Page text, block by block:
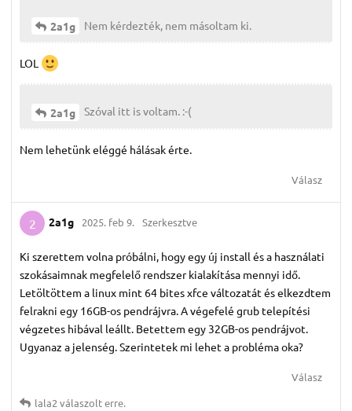
2a1g Nem kérdezték, nem másoltam ki.
LOL
2a1g Szóval itt is voltam. :-(
Nem lehetünk eléggé hálásak érte.
Válasz
2 2a1g 2025. feb 9. Szerkesztve
Ki szerettem volna próbálni, hogy egy új install és a használati
szokásaimnak megfelelő rendszer kialakítása mennyi idő.
Letöltöttem a linux mint 64 bites xfce változatát és elkezdtem
felrakni egy 16GB-os pendrájvra. A végefelé grub telepítési
végzetes hibával leállt. Betettem egy 32GB-os pendrájvot.
Ugyanaz a jelenség. Szerintetek mi lehet a probléma oka?
Válasz
lala2 válaszolt erre.